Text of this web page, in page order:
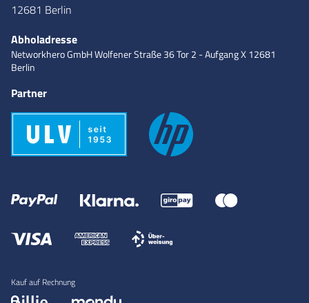
12681 Berlin
Abholadresse
Networkhero GmbHWolfener Straße 36Tor 2 - Aufgang X12681
Berlin
Partner
Kauf auf Rechnung